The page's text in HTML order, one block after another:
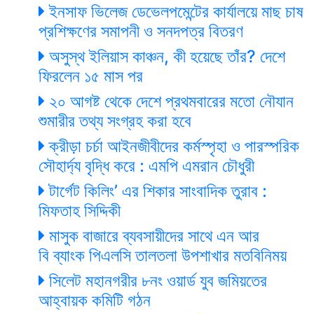
ইনসাফ ভিলেজ ডেভেলপমেন্টের কার্যালয়ে মাছ চাষ
প্রশিক্ষণের সমাপনী ও সনদপত্র বিতরণ
অসুস্থ ইলিয়াস কাঞ্চন, কী হয়েছে তাঁর? দেশে
ফিরলেন ১৫ মাস পর
২০ আগষ্ট থেকে দেশে প্রথমবারের মতো নৌযান
শুমারীর তথ্য সংগ্রহ করা হবে
ক্রীড়া চর্চা আইনজীবীদের কর্মস্পৃহা ও পারস্পরিক
সৌহার্দ্য বৃদ্ধি করে : এমপি এমরান চৌধুরী
টার্গেট কিলিং’ এর শিকার সাংবাদিক তুরাব :
মিফতাহ সিদ্দিকী
মাসুক বাজারে ব্যবসায়ীদের সাথে এন আর
বি ব্যাংক পিএলসি তালতলা উপশাখার মতবিনিময়
সিলেট মহানগরীর ৮নং ওয়ার্ড যুব জমিয়তের
আহ্বায়ক কমিটি গঠন